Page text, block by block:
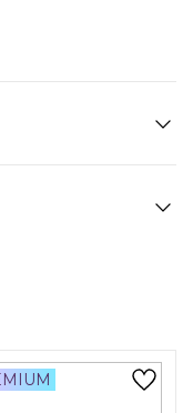
линии. Пружинная
долго.